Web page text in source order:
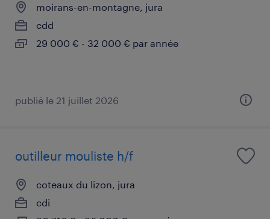
moirans-en-montagne, jura
cdd
29 000 € - 32 000 € par année
publié le 21 juillet 2026
outilleur mouliste h/f
coteaux du lizon, jura
cdi